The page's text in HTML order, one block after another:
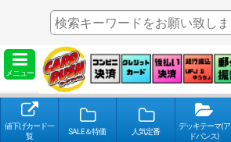
メニュー
値下げカード一
覧
SALE＆特価 人気定番
デッキテーマ(ア
ドバンス)